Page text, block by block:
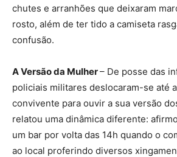
chutes e arranhões que deixaram
rosto, além de ter tido a camiseta
confusão.
A Versão da Mulher– De posse das
policiais militares deslocaram-se até
convivente para ouvir a sua versão
relatou uma dinâmica diferente:
um bar por volta das 14h quando o
ao local proferindo diversos